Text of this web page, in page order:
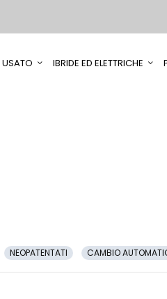
USATO IBRIDE ED ELETTRICHE
NEOPATENTATI CAMBIO